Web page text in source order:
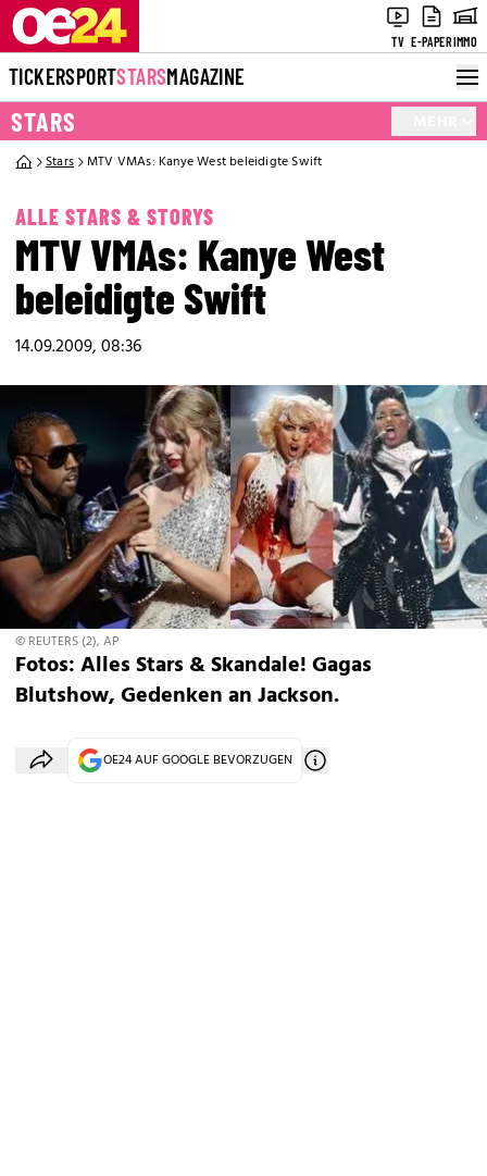
TV E-PAPERIMMO
TICKERSPORTSTARSMAGAZINE
STARS
Stars MTV VMAs: Kanye West beleidigte Swift
ALLE STARS & STORYS
MTV VMAs: Kanye West
beleidigte Swift
14.09.2009, 08:36
© REUTERS (2), AP
Fotos: Alles Stars & Skandale! Gagas
Blutshow, Gedenken an Jackson.
OE24 AUF GOOGLE BEVORZUGEN